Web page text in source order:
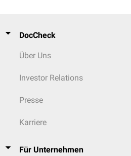
DocCheck
Über Uns
Investor Relations
Presse
Karriere
Für Unternehmen